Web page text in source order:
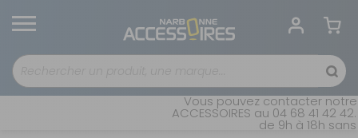
Vous pouvez contacter notre
ACCESSOIRES au 04 68 41 42
de 9h à 18h